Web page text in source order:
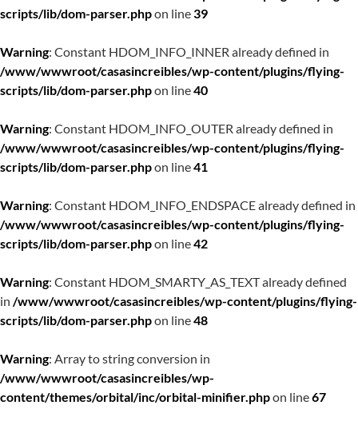
scripts/lib/dom-parser.phpon line39
Warning: Constant HDOM_INFO_INNER already defined in
/www/wwwroot/casasincreibles/wp-content/plugins/flying-
scripts/lib/dom-parser.phpon line40
Warning: Constant HDOM_INFO_OUTER already defined in
/www/wwwroot/casasincreibles/wp-content/plugins/flying-
scripts/lib/dom-parser.phpon line41
Warning: Constant HDOM_INFO_ENDSPACE already defined in
/www/wwwroot/casasincreibles/wp-content/plugins/flying-
scripts/lib/dom-parser.phpon line42
Warning: Constant HDOM_SMARTY_AS_TEXT already defined
in /www/wwwroot/casasincreibles/wp-content/plugins/flying-
scripts/lib/dom-parser.phpon line48
Warning: Array to string conversion in
/www/wwwroot/casasincreibles/wp-
content/themes/orbital/inc/orbital-minifier.phpon line67